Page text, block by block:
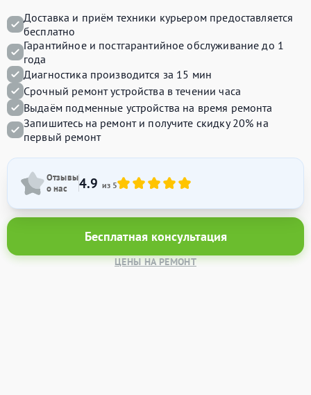
Доставка и приём техники курьером предоставляется
бесплатно
Гарантийное и постгарантийное обслуживание до 1
года
Диагностика производится за 15 мин
Срочный ремонт устройства в течении часа
Выдаём подменные устройства на время ремонта
Запишитесь на ремонт и получите скидку 20% на
первый ремонт
Отзывы
о нас
4.9 из 5
Бесплатная консультация
ЦЕНЫ НА РЕМОНТ